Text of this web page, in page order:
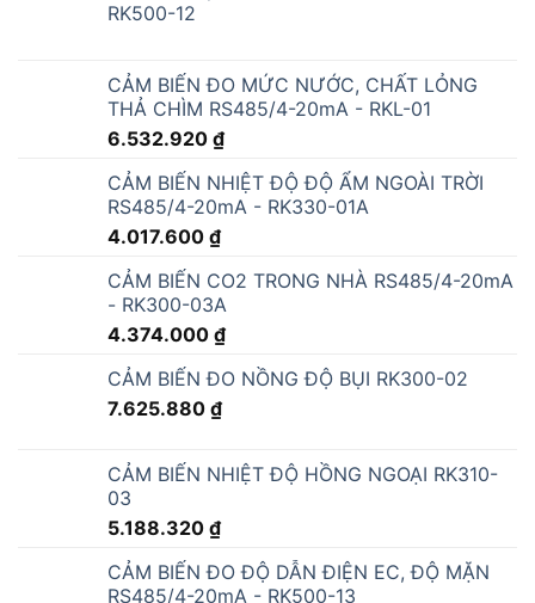
CẢM BIẾN ĐO MỨC NƯỚC, CHẤT LỎNG
6.532.920₫
CẢM BIẾN NHIỆT ĐỘ ĐỘ ẨM NGOÀI TRỜI
RS485/4-20mA - RK330-01A
4.017.600₫
CẢM BIẾN CO2 TRONG NHÀ RS485/4-20mA
- RK300-03A
4.374.000₫
CẢM BIẾN ĐO NỒNG ĐỘ BỤI RK300-02
7.625.880 ₫
CẢM BIẾN NHIỆT ĐỘ HỒNG NGOẠI RK310-
5.188.320₫
CẢM BIẾN ĐO ĐỘ DẪN ĐIỆN EC, ĐỘ MẶN
RS485/4-20mA - RK500-13